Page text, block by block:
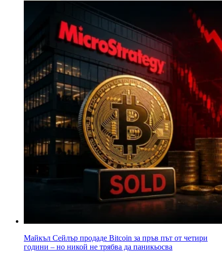
Майкъл Сейлър продаде Bitcoin за пръв път от четири
години – но никой не трябва да паникьосва